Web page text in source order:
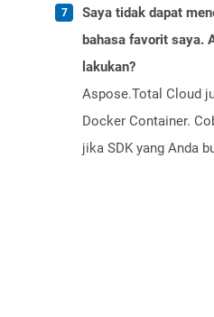
Saya tidak dapat
bahasa favorit saya.
lakukan?
Aspose.Total Cloud
Docker Container.
jika SDK yang Anda